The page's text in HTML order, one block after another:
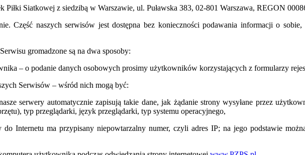
Siatkowej z siedzibą w Warszawie, ul. Puławska 383, 02-801 Warszawa, REGON
Część naszych serwisów jest dostępna bez konieczności podawania informacji o
gromadzone są na dwa sposoby:
– o podanie danych osobowych prosimy użytkowników korzystających z formularzy
Serwisów – wśród nich mogą być:
serwery automatycznie zapisują takie dane, jak żądanie strony wysyłane przez
typ przeglądarki, język przeglądarki, typ systemu operacyjnego,
do Internetu ma przypisany niepowtarzalny numer, czyli adres IP; na jego podstawie